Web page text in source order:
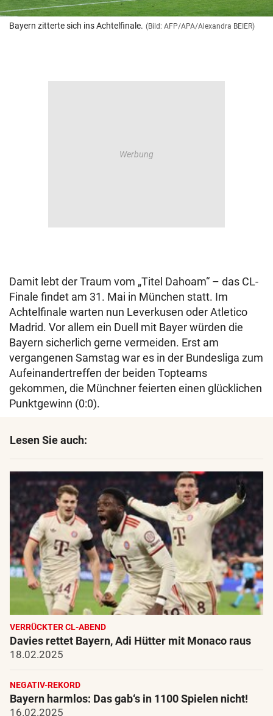
Bayern zitterte sich ins Achtelfinale. (Bild: AFP/APA/Alexandra BEIER)
Damit lebt der Traum vom „Titel Dahoam“ – das CL-
Finale findet am 31. Mai in München statt. Im
Achtelfinale warten nun Leverkusen oder Atletico
Madrid. Vor allem ein Duell mit Bayer würden die
Bayern sicherlich gerne vermeiden. Erst am
vergangenen Samstag war es in der Bundesliga zum
Aufeinandertreffen der beiden Topteams
gekommen, die Münchner feierten einen glücklichen
Punktgewinn (0:0).
Lesen Sie auch:
VERRÜCKTER CL-ABEND
Davies rettet Bayern, Adi Hütter mit Monaco raus
18.02.2025
NEGATIV-REKORD
Bayern harmlos: Das gab‘s in 1100 Spielen nicht!
16.02.2025